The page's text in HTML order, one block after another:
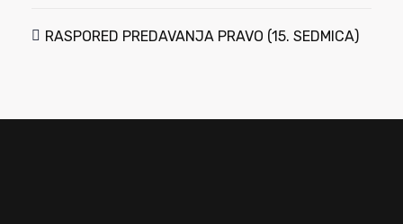
RASPORED PREDAVANJA PRAVO (15. SEDMICA)